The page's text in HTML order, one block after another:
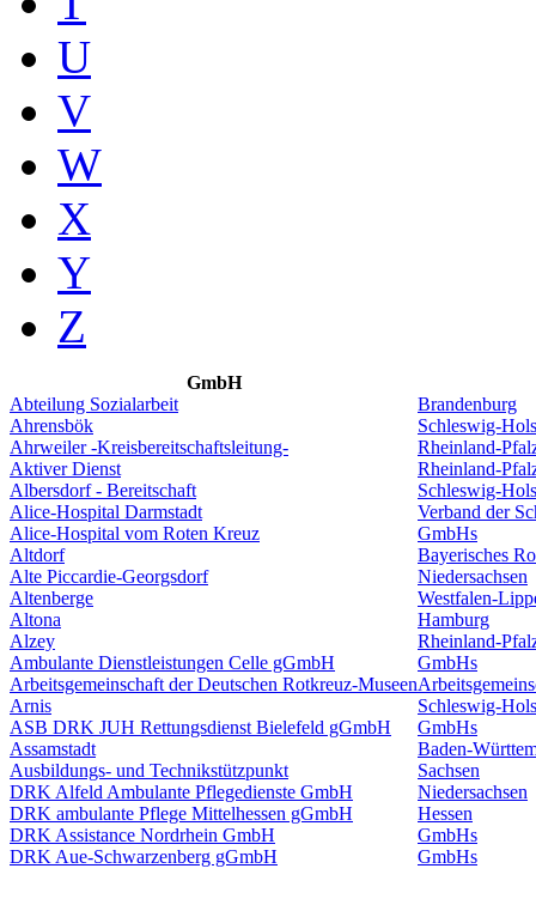
U
V
W
X
Y
Z
GmbH
Abteilung Sozialarbeit
Brandenburg
Ahrensbök
Schleswig-
Ahrweiler -Kreisbereitschaftsleitung-
Rheinland-
Aktiver Dienst
Rheinland-
Albersdorf - Bereitschaft
Schleswig-
Alice-Hospital Darmstadt
Verband der
Alice-Hospital vom Roten Kreuz
GmbHs
Altdorf
Bayerisches
Alte Piccardie-Georgsdorf
Niedersachsen
Altenberge
Westfalen-
Altona
Hamburg
Alzey
Rheinland-
Ambulante Dienstleistungen Celle gGmbH
GmbHs
Arbeitsgemeinschaft der Deutschen Rotkreuz-Museen
Arnis
Schleswig-
ASB DRK JUH Rettungsdienst Bielefeld gGmbH
GmbHs
Assamstadt
Baden-
Ausbildungs- und Technikstützpunkt
Sachsen
DRK Alfeld Ambulante Pflegedienste GmbH
Niedersachsen
DRK ambulante Pflege Mittelhessen gGmbH
Hessen
DRK Assistance Nordrhein GmbH
GmbHs
DRK Aue-Schwarzenberg gGmbH
GmbHs